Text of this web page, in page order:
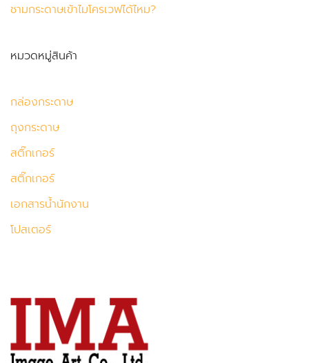
ชามกระดาษเข้าไมโครเวฟได้ไหม?
หมวดหมู่สินค้า
กล่องกระดาษ
ถุงกระดาษ
สติ๊กเกอร์
สติ๊กเกอร์
เอกสารน้ำนักงาน
โปสเตอร์